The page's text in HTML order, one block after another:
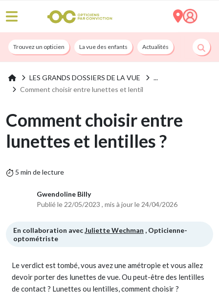
Trouvez un opticien La vue des enfants Actualités Nos services
LES GRANDS DOSSIERS DE LA VUE
Comment choisir entre lunettes et lentil
Comment choisir entre
lunettes et lentilles ?
5 min de lecture
Gwendoline Billy
Publié le 22/05/2023 , mis à jour le 24/04/2026
En collaboration avecJuliette Wechman , Opticienne-
optométriste
Le verdict est tombé, vous avez une amétropie et vous allez
devoir porter des lunettes de vue. Ou peut-être des lentilles
de contact ? Lunettes ou lentilles, comment choisir ?